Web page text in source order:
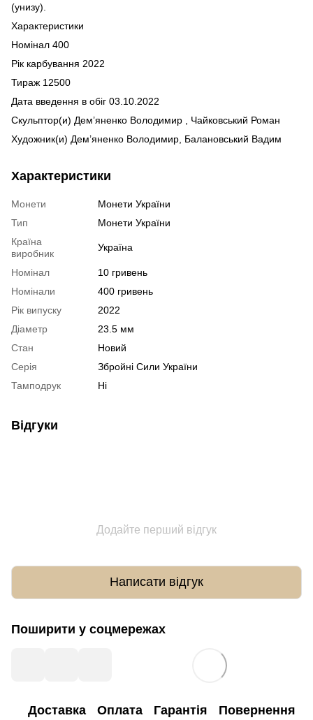
(унизу).
Характеристики
Номінал 400
Рік карбування 2022
Тираж 12500
Дата введення в обіг 03.10.2022
Скульптор(и) Дем’яненко Володимир , Чайковський Роман
Художник(и) Дем’яненко Володимир, Балановський Вадим
Характеристики
Монети
Монети України
Тип
Монети України
Країна
виробник
Україна
Номінал
10 гривень
Номінали
400 гривень
Рік випуску
2022
Діаметр
23.5 мм
Стан
Новий
Серія
Збройні Сили України
Тамподрук
Ні
Відгуки
Додайте перший відгук
Написати відгук
Поширити у соцмережах
Доставка Оплата Гарантія Повернення